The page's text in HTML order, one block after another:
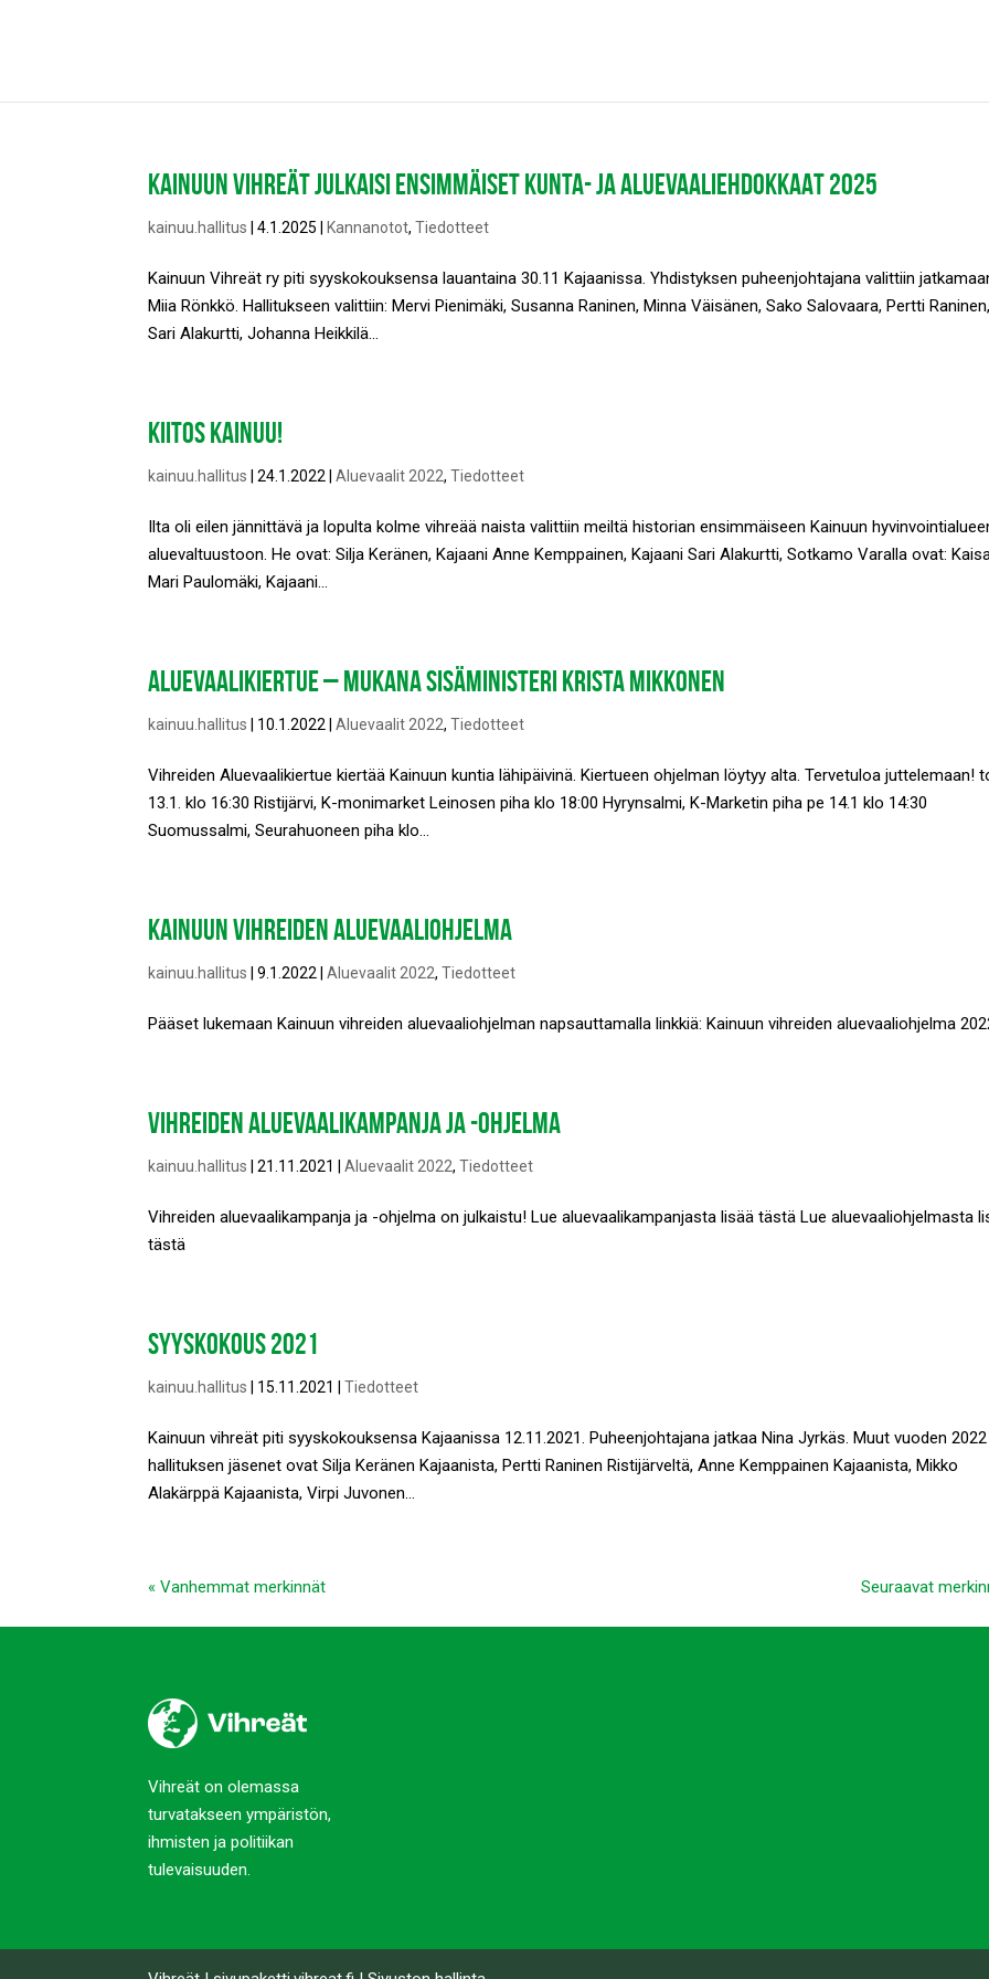
KAINUUN VIHREÄT JULKAISI ENSIMMÄISET KUNTA- JA ALUEVAALIEHDOKKAAT 2025
kainuu.hallitus |4.1.2025 Kannanotot,Tiedotteet
Kainuun Vihreät ry piti syyskokouksensa lauantaina 30.11 Kajaanissa. Yhdistyksen puheenjohtajana valittiin
Miia Rönkkö. Hallitukseen valittiin: Mervi Pienimäki, Susanna Raninen, Minna Väisänen, Sako Salovaara, Pertti Raninen,
Sari Alakurtti, Johanna Heikkilä...
KIITOS KAINUU!
kainuu.hallitus |24.1.2022 |Aluevaalit 2022,Tiedotteet
Ilta oli eilen jännittävä ja lopulta kolme vihreää naista valittiin meiltä historian ensimmäiseen Kainuun
aluevaltuustoon. He ovat: Silja Keränen, Kajaani Anne Kemppainen, Kajaani Sari Alakurtti, Sotkamo Varalla ovat:
Mari Paulomäki, Kajaani...
ALUEVAALIKIERTUE – MUKANA SISÄMINISTERI KRISTA MIKKONEN
kainuu.hallitus 10.1.2022 |Aluevaalit 2022,Tiedotteet
Vihreiden Aluevaalikiertue kiertää Kainuun kuntia lähipäivinä. Kiertueen ohjelman löytyy alta. Tervetuloa juttelemaan!
13.1. klo 16:30 Ristijärvi, K-monimarket Leinosen piha klo 18:00 Hyrynsalmi, K-Marketin piha pe 14.1 klo 14:30
Suomussalmi, Seurahuoneen piha klo...
KAINUUN VIHREIDEN ALUEVAALIOHJELMA
kainuu.hallitus |9.1.2022 |Aluevaalit 2022,Tiedotteet
Pääset lukemaan Kainuun vihreiden aluevaaliohjelman napsauttamalla linkkiä: Kainuun vihreiden aluevaaliohjelma
VIHREIDEN ALUEVAALIKAMPANJA JA -OHJELMA
kainuu.hallitus |21.11.2021 |Aluevaalit 2022,Tiedotteet
Vihreiden aluevaalikampanja ja -ohjelma on julkaistu! Lue aluevaalikampanjasta lisää tästä Lue aluevaaliohjelmasta
tästä
SYYSKOKOUS 2021
kainuu.hallitus 15.11.2021 |Tiedotteet
Kainuun vihreät piti syyskokouksensa Kajaanissa 12.11.2021. Puheenjohtajana jatkaa Nina Jyrkäs. Muut vuoden 2022
hallituksen jäsenet ovat Silja Keränen Kajaanista, Pertti Raninen Ristijärveltä, Anne Kemppainen Kajaanista, Mikko
Alakärppä Kajaanista, Virpi Juvonen...
« Vanhemmat merkinnät Seuraavat
Vihreät on olemassa
turvatakseen ympäristön,
ihmisten ja politiikan
tulevaisuuden.